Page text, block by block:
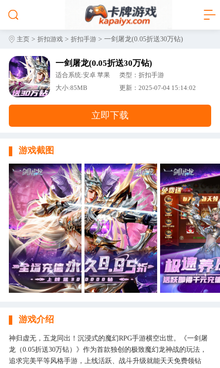
主页 >折扣游戏 >折扣手游 > 一剑屠龙(0.05折送30万钻)
一剑屠龙(0.05折送30万钻)
适合系统:安卓 苹果
类型：折扣手游
大小:85MB
更新：2025-07-04 15:14:02
立即下载
游戏截图
游戏介绍
神归虚无，五龙同出！沉浸式的魔幻RPG手游横空出世。《一剑屠
龙（0.05折送30万钻）》作为首款独创的极致魔幻龙神战的玩法，
追求完美平等风格手游，上线活跃、战斗升级就能天天免费领钻